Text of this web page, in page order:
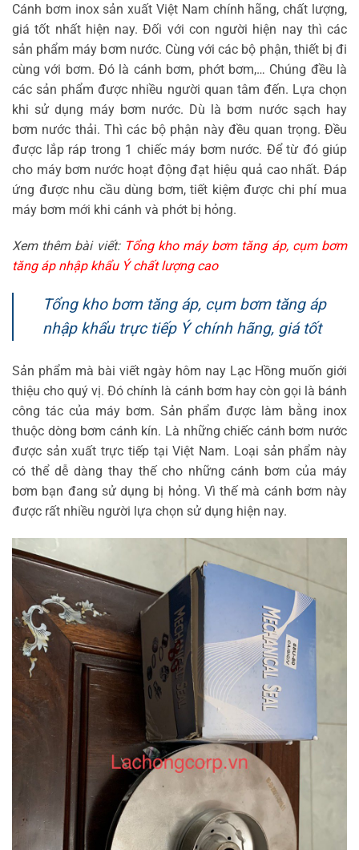
Cánh bơm inox sản xuất Việt Nam chính hãng, chất lượng,
giá tốt nhất hiện nay. Đối với con người hiện nay thì các
sản phẩm máy bơm nước. Cùng với các bộ phận, thiết bị đi
cùng với bơm. Đó là cánh bơm, phớt bơm,… Chúng đều là
các sản phẩm được nhiều người quan tâm đến. Lựa chọn
khi sử dụng máy bơm nước. Dù là bơm nước sạch hay
bơm nước thải. Thì các bộ phận này đều quan trọng. Đều
được lắp ráp trong 1 chiếc máy bơm nước. Để từ đó giúp
cho máy bơm nước hoạt động đạt hiệu quả cao nhất. Đáp
ứng được nhu cầu dùng bơm, tiết kiệm được chi phí mua
máy bơm mới khi cánh và phớt bị hỏng.
Xem thêm bài viết: Tổng kho máy bơm tăng áp, cụm bơm
tăng áp nhập khẩu Ý chất lượng cao
Tổng kho bơm tăng áp, cụm bơm tăng áp
nhập khẩu trực tiếp Ý chính hãng, giá tốt
Sản phẩm mà bài viết ngày hôm nay Lạc Hồng muốn giới
thiệu cho quý vị. Đó chính là cánh bơm hay còn gọi là bánh
công tác của máy bơm. Sản phẩm được làm bằng inox
thuộc dòng bơm cánh kín. Là những chiếc cánh bơm nước
được sản xuất trực tiếp tại Việt Nam. Loại sản phẩm này
có thể dễ dàng thay thế cho những cánh bơm của máy
bơm bạn đang sử dụng bị hỏng. Vì thế mà cánh bơm này
được rất nhiều người lựa chọn sử dụng hiện nay.